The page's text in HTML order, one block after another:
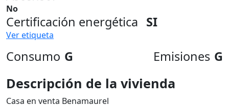
No
Certificación energética SI
Ver etiqueta
Consumo G Emisiones G
Descripción de la vivienda
Casa en venta Benamaurel